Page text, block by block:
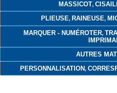
MASSICOT,
PLIEUSE, RAINEUSE,
MARQUER - NUMÉROTER,
AUTRES
PERSONNALISATION,